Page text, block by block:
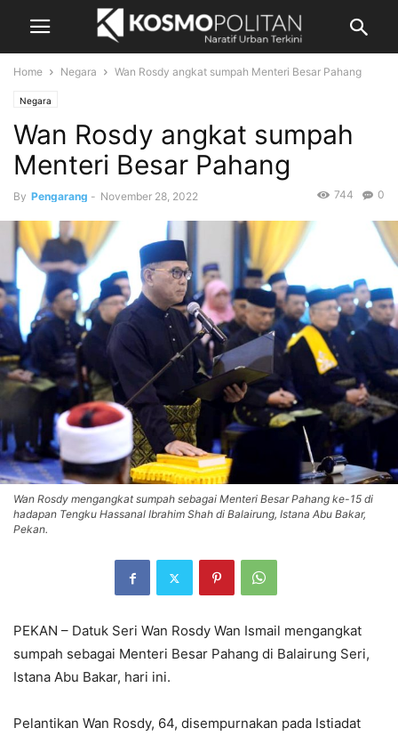
Home Negara Wan Rosdy angkat sumpah Menteri Besar Pahang
Negara
Wan Rosdy angkat sumpah
Menteri Besar Pahang
By Pengarang - November 28, 2022 0
744
Wan Rosdy mengangkat sumpah sebagai Menteri Besar Pahang ke-15 di
hadapan Tengku Hassanal Ibrahim Shah di Balairung, Istana Abu Bakar,
Pekan.
PEKAN – Datuk Seri Wan Rosdy Wan Ismail mengangkat
sumpah sebagai Menteri Besar Pahang di Balairung Seri,
Istana Abu Bakar, hari ini.
Pelantikan Wan Rosdy, 64, disempurnakan pada Istiadat